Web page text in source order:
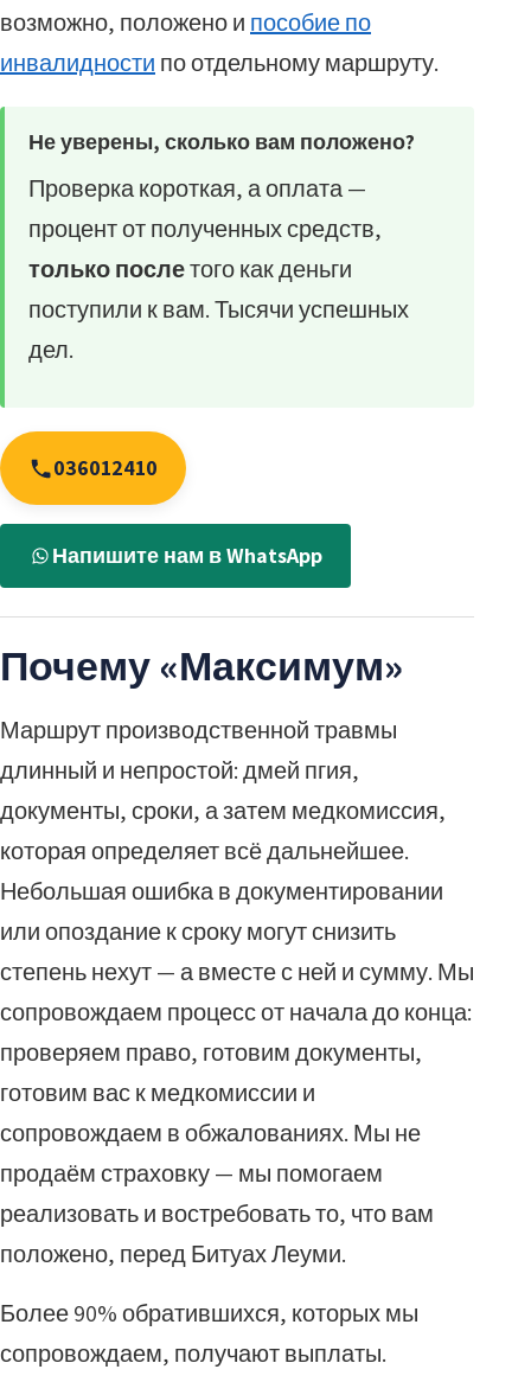
возможно, положено и пособие по
инвалидности по отдельному маршруту.
Не уверены, сколько вам положено?
Проверка короткая, а оплата —
процент от полученных средств,
только послетого как деньги
поступили к вам. Тысячи успешных
дел.
036012410
Напишите нам в WhatsApp
Почему «Максимум»
Маршрут производственной травмы
длинный и непростой: дмей пгия,
документы, сроки, а затем медкомиссия,
которая определяет всё дальнейшее.
Небольшая ошибка в документировании
или опоздание к сроку могут снизить
степень нехут — а вместе с ней и сумму. Мы
сопровождаем процесс от начала до конца:
проверяем право, готовим документы,
готовим вас к медкомиссии и
сопровождаем в обжалованиях. Мы не
продаём страховку — мы помогаем
реализовать и востребовать то, что вам
положено, перед Битуах Леуми.
Более 90% обратившихся, которых мы
сопровождаем, получают выплаты.